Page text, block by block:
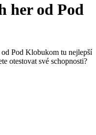
her od Pod
Pod Klobukom tu nejlepší
otestovat své schopnosti?